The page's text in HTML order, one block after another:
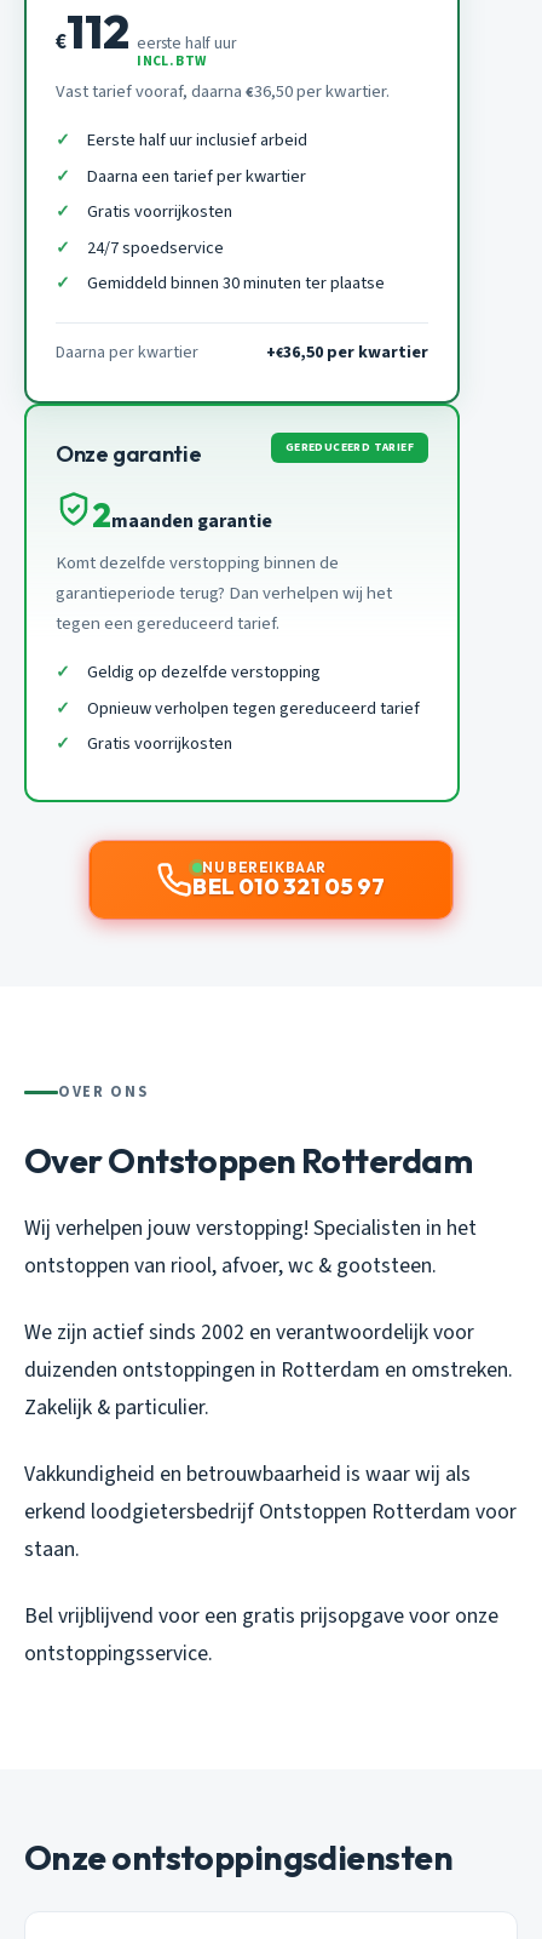
€112 eerste half uur
INCL. BTW
Vast tarief vooraf, daarna €36,50 per kwartier.
Eerste half uur inclusief arbeid
Daarna een tarief per kwartier
Gratis voorrijkosten
24/7 spoedservice
Gemiddeld binnen 30 minuten ter plaatse
Daarna per kwartier +€36,50 per kwartier
Onze garantie GEREDUCEERD TARIEF
2maanden garantie
Komt dezelfde verstopping binnen de
garantieperiode terug? Dan verhelpen wij het
tegen een gereduceerd tarief.
Geldig op dezelfde verstopping
Opnieuw verholpen tegen gereduceerd tarief
Gratis voorrijkosten
NU BEREIKBAAR
BEL 010 321 05 97
OVER ONS
Over Ontstoppen Rotterdam
Wij verhelpen jouw verstopping! Specialisten in het
ontstoppen van riool, afvoer, wc & gootsteen.
We zijn actief sinds 2002 en verantwoordelijk voor
duizenden ontstoppingen in Rotterdam en omstreken.
Zakelijk & particulier.
Vakkundigheid en betrouwbaarheid is waar wij als
erkend loodgietersbedrijf Ontstoppen Rotterdam voor
staan.
Bel vrijblijvend voor een gratis prijsopgave voor onze
ontstoppingsservice.
Onze ontstoppingsdiensten